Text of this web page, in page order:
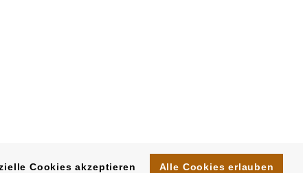
Cookies akzeptieren Alle Cookies erlauben
vorbehalten. | Impressum|AGB Datenschutz